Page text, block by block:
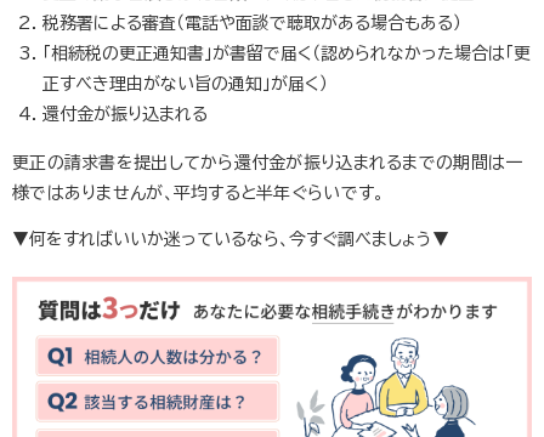
税務署による審査（電話や面談で聴取がある場合もある）
「相続税の更正通知書」が書留で届く（認められなかった場合は「更
正すべき理由がない旨の通知」が届く）
還付金が振り込まれる
更正の請求書を提出してから還付金が振り込まれるまでの期間は一
様ではありませんが、平均すると半年ぐらいです。
▼何をすればいいか迷っているなら、今すぐ調べましょう▼